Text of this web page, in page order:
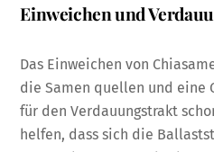
Einweichen und
Das Einweichen von
die Samen quellen und eine
für den Verdauungstrakt
helfen, dass sich die